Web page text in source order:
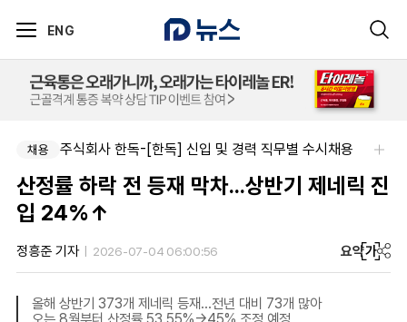
ENG
채용 주식회사 한독-[한독] 신입 및 경력 직무별 수시채용
산정률 하락 전 등재 막차...상반기 제네릭 진
입 24%↑
정흥준 기자 2026-07-04 06:00:56 요약가
올해 상반기 373개 제네릭 등재...전년 대비 73개 많아
오는 8월부터 산정률 53.55%→45% 조정 예정